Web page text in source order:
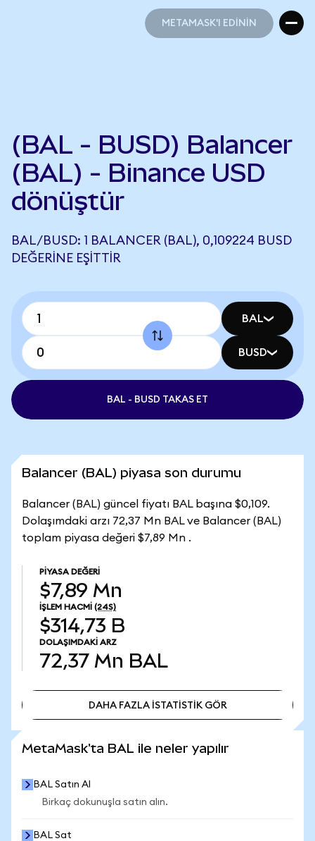
METAMASK'I EDİNİN
(BAL - BUSD) Balancer
(BAL) - Binance USD
dönüştür
BAL/BUSD: 1 BALANCER (BAL), 0,109224 BUSD
DEĞERINE EŞITTIR
BAL
BUSD
BAL - BUSD TAKAS ET
Balancer (BAL) piyasa son durumu
Balancer (BAL) güncel fiyatı BAL başına $0,109.
Dolaşımdaki arzı 72,37 Mn BAL ve Balancer (BAL)
toplam piyasa değeri $7,89 Mn .
PIYASA DEĞERI
$7,89 Mn
İŞLEM HACMI (24S)
$314,73 B
DOLAŞIMDAKI ARZ
72,37 Mn BAL
DAHA FAZLA İSTATİSTİK GÖR
MetaMask'ta BAL ile neler yapılır
BAL Satın Al
Birkaç dokunuşla satın alın.
BAL Sat